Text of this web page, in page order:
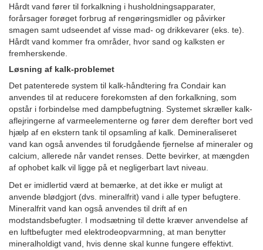
Hårdt vand fører til forkalkning i husholdningsapparater,
forårsager forøget forbrug af rengøringsmidler og påvirker
smagen samt udseendet af visse mad- og drikkevarer (eks. te).
Hårdt vand kommer fra områder, hvor sand og kalksten er
fremherskende.
Løsning af kalk-problemet
Det patenterede system til kalk-håndtering fra Condair kan
anvendes til at reducere forekomsten af den forkalkning, som
opstår i forbindelse med dampbefugtning. Systemet skræller kalk-
aflejringerne af varmeelementerne og fører dem derefter bort ved
hjælp af en ekstern tank til opsamling af kalk. Demineraliseret
vand kan også anvendes til forudgående fjernelse af mineraler og
calcium, allerede når vandet renses. Dette bevirker, at mængden
af ophobet kalk vil ligge på et negligerbart lavt niveau.
Det er imidlertid værd at bemærke, at det ikke er muligt at
anvende blødgjort (dvs. mineralfrit) vand i alle typer befugtere.
Mineralfrit vand kan også anvendes til drift af en
modstandsbefugter. I modsætning til dette kræver anvendelse af
en luftbefugter med elektrodeopvarmning, at man benytter
mineralholdigt vand, hvis denne skal kunne fungere effektivt.